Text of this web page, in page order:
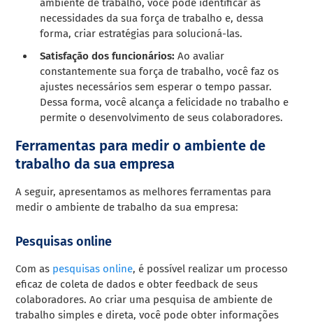
ambiente de trabalho, você pode identificar as
necessidades da sua força de trabalho e, dessa
forma, criar estratégias para solucioná-las.
Satisfação dos funcionários: Ao avaliar
constantemente sua força de trabalho, você faz os
ajustes necessários sem esperar o tempo passar.
Dessa forma, você alcança a felicidade no trabalho e
permite o desenvolvimento de seus colaboradores.
Ferramentas para medir o ambiente de
trabalho da sua empresa
A seguir, apresentamos as melhores ferramentas para
medir o ambiente de trabalho da sua empresa:
Pesquisas online
Com as pesquisas online, é possível realizar um processo
eficaz de coleta de dados e obter feedback de seus
colaboradores. Ao criar uma pesquisa de ambiente de
trabalho simples e direta, você pode obter informações